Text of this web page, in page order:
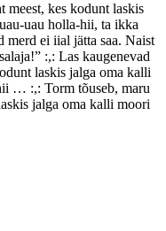
meest, kes kodunt laskis
uau holla-hii, ta ikka
ei iial jätta saa. Naist
:,: Las kaugenevad
laskis jalga oma kalli
… :,: Torm tõuseb, maru
jalga oma kalli moori